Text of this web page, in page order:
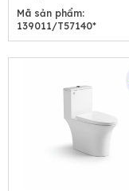
Mã sản phẩm:
139011/T57140*